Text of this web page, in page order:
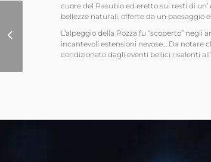
cuore del Pasubio ed eretto sui resti di
bellezze naturali, offerte da un paesaggio
L’alpeggio della Pozza fu “scoperto”
incantevoli estensioni nevose… Da notare
condizionato dagli eventi bellici risalenti
Ecommerce
Shooting Technology